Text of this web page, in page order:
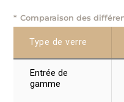
Comparaison des
Type de verre
Entrée de
gamme